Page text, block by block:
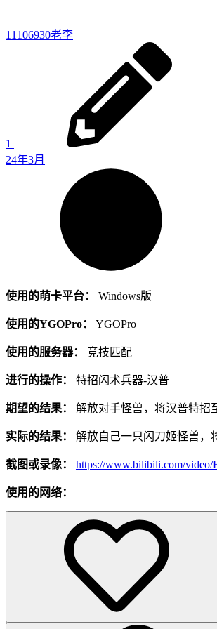
11106930老李
1
24年3月
使用的萌卡平台： Windows版
使用的YGOPro： YGOPro
使用的服务器： 竞技匹配
进行的操作： 特招闪术兵器-汉普
期望的结果： 解放对手怪兽，将汉普特招
实际的结果： 解放自己一只闪刀姬怪兽，
截图或录像： https://www.bilibili.com/video/
使用的网络：